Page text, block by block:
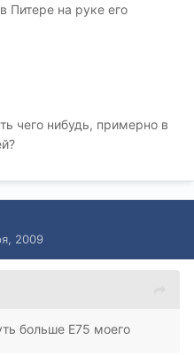
Питере на руке его
чего нибудь, примерно в
2009
больше Е75 моего